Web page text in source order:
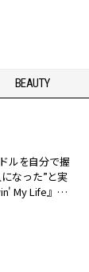
BEAUTY
ルを自分で握
なった”と実
My Life』発